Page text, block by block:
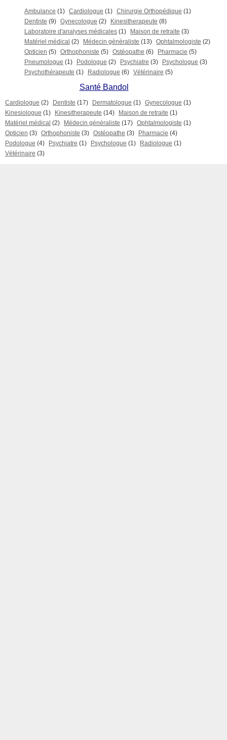
Ambulance (1) Cardiologue (1) Chirurgie Orthopédique (1)
Dentiste (9) Gynecologue (2) Kinesitherapeute (8)
Laboratoire d'analyses médicales (1) Maison de retraite (3)
Matériel médical (2) Médecin généraliste (13) Ophtalmologiste (2)
Opticien (5) Orthophoniste (5) Ostéopathe (6) Pharmacie (5)
Pneumologue (1) Podologue (2) Psychiatre (3) Psychologue (3)
Psychothérapeute (1) Radiologue (6) Vétérinaire (5)
Santé Bandol
Cardiologue (2) Dentiste (17) Dermatologue (1) Gynecologue (1)
Kinesiologue (1) Kinesitherapeute (14) Maison de retraite (1)
Matériel médical (2) Médecin généraliste (17) Ophtalmologiste (1)
Opticien (3) Orthophoniste (3) Ostéopathe (3) Pharmacie (4)
Podologue (4) Psychiatre (1) Psychologue (1) Radiologue (1)
Vétérinaire (3)